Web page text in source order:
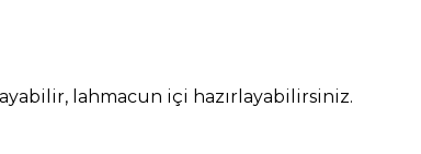
lahmacun içi hazırlayabilirsiniz.